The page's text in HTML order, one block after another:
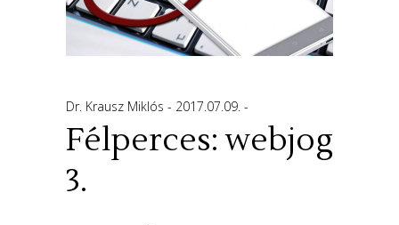
Dr. Krausz Miklós 2017.07.09.
Félperces: webjog
3.